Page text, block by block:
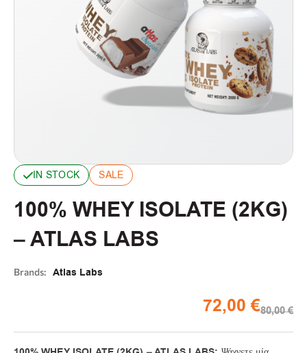
IN STOCK SALE
100% WHEY ISOLATE (2KG)
– ATLAS LABS
Brands: Atlas Labs
80,00€
72,00€